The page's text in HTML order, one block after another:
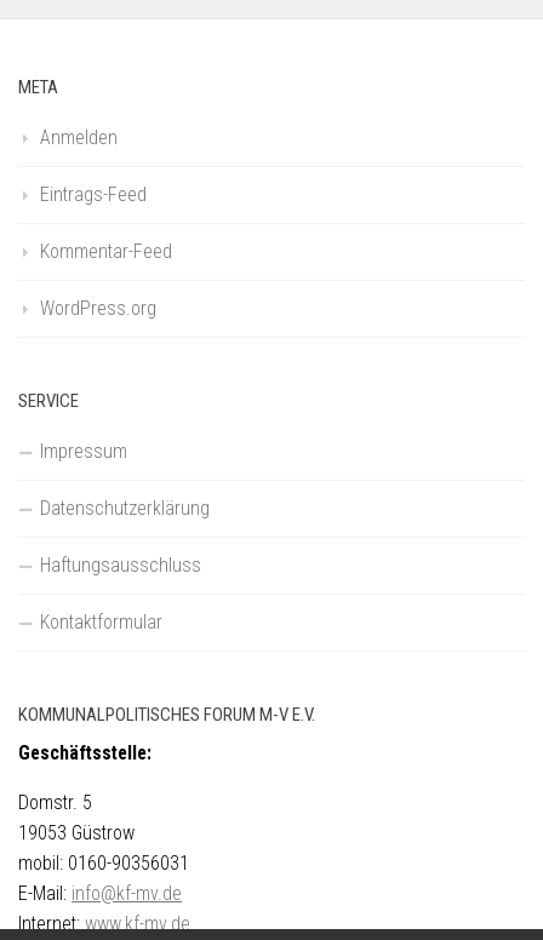
META
Anmelden
Eintrags-Feed
Kommentar-Feed
WordPress.org
SERVICE
Impressum
Datenschutzerklärung
Haftungsausschluss
Kontaktformular
KOMMUNALPOLITISCHES FORUM M-V E.V.
Geschäftsstelle:
Domstr. 5
19053 Güstrow
mobil: 0160-90356031
E-Mail: info@kf-mv.de
Internet: www.kf-mv.de